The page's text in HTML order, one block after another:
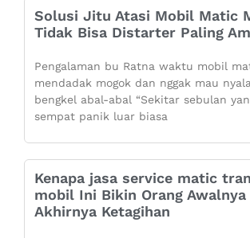
Solusi Jitu Atasi Mobil Matic
Tidak Bisa Distarter Paling
Pengalaman bu Ratna waktu mobil
mendadak mogok dan nggak mau
bengkel abal-abal “Sekitar sebulan
sempat panik luar biasa
Kenapa jasa service matic
mobil Ini Bikin Orang Awalnya
Akhirnya Ketagihan